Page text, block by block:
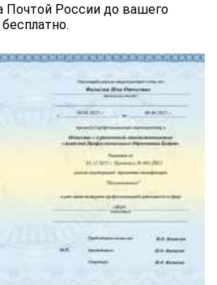
Почтой России до вашего